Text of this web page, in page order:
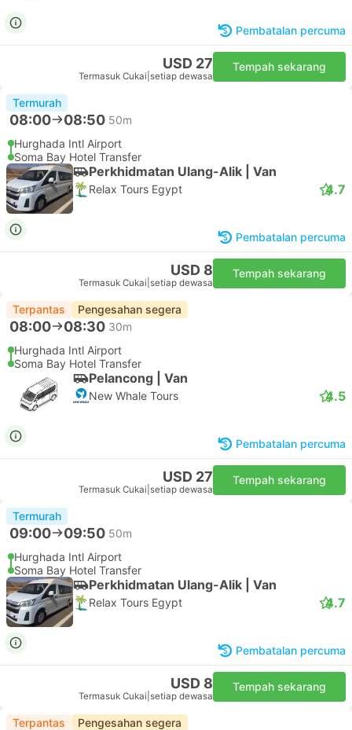
Pembatalan percuma
USD 27
Termasuk Cukai setiap dewasa
Tempah sekarang
Termurah
08:00 08:50 50m
Hurghada Intl Airport
Soma Bay Hotel Transfer
Perkhidmatan Ulang-Alik | Van
Relax Tours Egypt 4.7
Pembatalan percuma
USD 8
Termasuk Cukai setiap dewasa
Tempah sekarang
Terpantas Pengesahan segera
08:00 08:30 30m
Hurghada Intl Airport
Soma Bay Hotel Transfer
Pelancong | Van
New Whale Tours 4.5
Pembatalan percuma
USD 27
Termasuk Cukai setiap dewasa
Tempah sekarang
Termurah
09:00 09:50 50m
Hurghada Intl Airport
Soma Bay Hotel Transfer
Perkhidmatan Ulang-Alik | Van
Relax Tours Egypt 4.7
Pembatalan percuma
USD 8
Termasuk Cukai setiap dewasa
Tempah sekarang
Terpantas Pengesahan segera